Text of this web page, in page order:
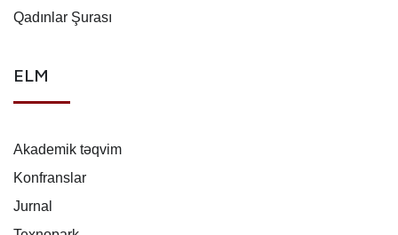
Qadınlar Şurası
ELM
Akademik təqvim
Konfranslar
Jurnal